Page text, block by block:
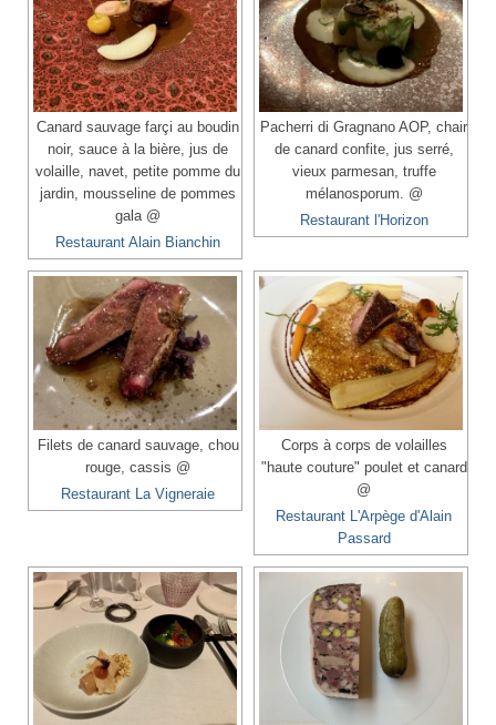
Canard sauvage farçi au boudin
noir, sauce à la bière, jus de
volaille, navet, petite pomme du
jardin, mousseline de pommes
gala @
Restaurant Alain Bianchin
Pacherri di Gragnano AOP, chair
de canard confite, jus serré,
vieux parmesan, truffe
mélanosporum. @
Restaurant l'Horizon
Filets de canard sauvage, chou
rouge, cassis @
Restaurant La Vigneraie
Corps à corps de volailles
"haute couture" poulet et canard
@
Restaurant L'Arpège d'Alain
Passard